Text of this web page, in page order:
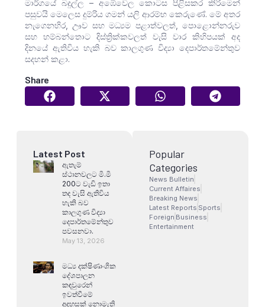
මාර්ගයේ බදුල්ල – අඹේවෙල කොටස පිළිසකර කිරිමෙන්
පසුවයි මෙලෙස දුම්රිය ගමන් යලි ආරම්භ කෙරුණේ. මේ අතර
නැගෙනහිර, ඌව සහ මධ්‍යම පළාත්වලත්, පොළොන්නරුව
සහ හම්බන්තොට දිස්ත්‍රික්කවලත් වැසි වාර කිහිපයක් අද
දිනයේ ඇතිවිය හැකි බව කාලගුණ විද්‍යා දෙපාර්තමේන්තුව
සදහන් කළා.
Share
Latest Post
ඇතැම්
ස්ථානවලට මි.මි
200ට වැඩි ඉතා
තද වැසි ඇතිවිය
හැකි බව
කාලගුණ විද්‍යා
දෙපාර්තමේන්තුව
පවසනවා.
May 13, 2026
මධ්‍ය දක්ෂිණාංශික
දේශපාලන
කඳවුරෙන්
ඉවත්වීමේ
අදහසක් නොමැති
Popular
Categories
News Bulletin
Current Affaires
Breaking News
Latest Reports Sports
Foreign Business
Entertainment